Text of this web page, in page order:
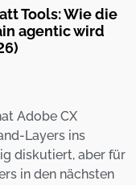
Tools: Wie die
agentic wird
Adobe CX
Layers ins
diskutiert, aber für
in den nächsten